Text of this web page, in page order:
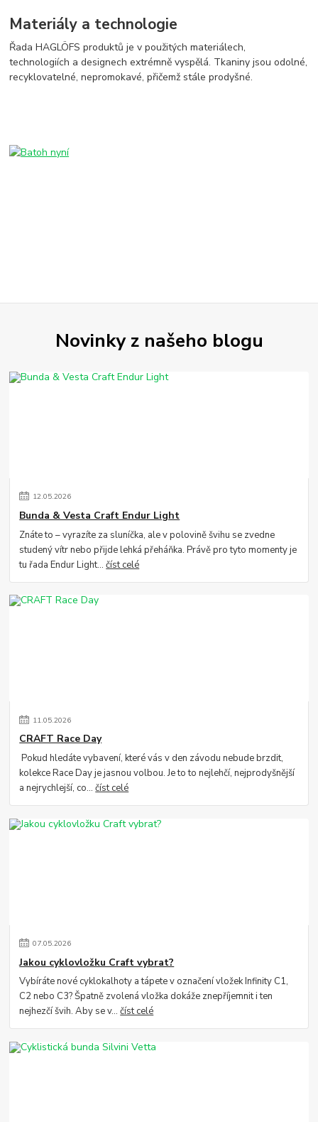
Materiály a technologie
Řada HAGLÖFS produktů je v použitých materiálech,
technologiích a designech extrémně vyspělá. Tkaniny jsou odolné,
recyklovatelné, nepromokavé, přičemž stále prodyšné.
Novinky z našeho blogu
12.05.2026
Bunda & Vesta Craft Endur Light
Znáte to – vyrazíte za sluníčka, ale v polovině švihu se zvedne
studený vítr nebo přijde lehká přeháňka. Právě pro tyto momenty je
tu řada Endur Light...číst celé
11.05.2026
CRAFT Race Day
Pokud hledáte vybavení, které vás v den závodu nebude brzdit,
kolekce Race Day je jasnou volbou. Je to to nejlehčí, nejprodyšnější
a nejrychlejší, co...číst celé
07.05.2026
Jakou cyklovložku Craft vybrat?
Vybíráte nové cyklokalhoty a tápete v označení vložek Infinity C1,
C2 nebo C3? Špatně zvolená vložka dokáže znepříjemnit i ten
nejhezčí švih. Aby se v...číst celé